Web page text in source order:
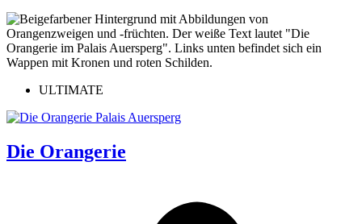
ULTIMATE
Die Orangerie